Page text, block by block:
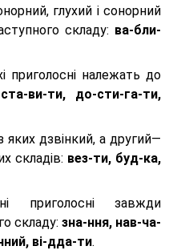
глухий і сонорний
складу: ва-бли-
приголосні належать до
ви-ти, до-сти-га-ти,
дзвінкий, а другий—
складів: вез-ти, буд-ка,
приголосні завжди
складу: зна-ння, нав-ча-
ві-дда-ти.